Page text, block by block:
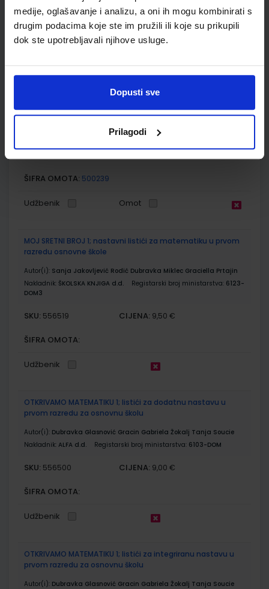
medije, oglašavanje i analizu, a oni ih mogu kombinirati s
drugim podacima koje ste im pružili ili koje su prikupili
dok ste upotrebljavali njihove usluge.
Dopusti sve
Prilagodi
ŠIFRA OMOTA: 500239
Udžbenik Omot
Autor(i):Dubravka Miklec Sanja Jakovljević Rogić Graciella Prtajin
ŠIFRA OMOTA: 500239
Udžbenik Omot
MOJ SRETNI BROJ 1; nastavni listići za matematiku u prvom
razredu osnovne škole
Autor(i): Sanja Jakovljević Rodić Dubravka Miklec Graciella Prtajin
Nakladnik: ŠKOLSKA KNJIGA d.d. Registarski broj ministarstva: 6123-
DOM3
SKU: 556519 CIJENA: 9,50 €
ŠIFRA OMOTA:
Udžbenik
OTKRIVAMO MATEMATIKU 1; listići za dodatnu nastavu u
prvom razredu za osnovnu školu
Autor(i): Dubravka Glasnović Gracin Gabriela Žokalj Tanja Soucie
Nakladnik: ALFA d.d. Registarski broj ministarstva: 6103-DOM
SKU: 556500 CIJENA: 9,00 €
ŠIFRA OMOTA:
Udžbenik
OTKRIVAMO MATEMATIKU 1; listići za integriranu nastavu u
prvom razredu za osnovnu školu
Autor(i): Dubravka Glasnović Gracin Gabriela Žokalj Tanja Soucie